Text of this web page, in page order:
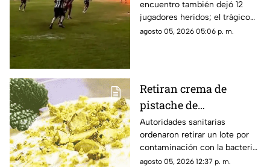
partido
encuentro también dejó 12
jugadores heridos; el trágico
momento quedó grabado.
agosto 05, 2026 05:06 p. m.
Retiran crema de
pistache de
supermercados por
salmonela
Autoridades sanitarias
ordenaron retirar un lote por
contaminación con la bacteria;
revisa los códigos del producto
agosto 05, 2026 12:37 p. m.